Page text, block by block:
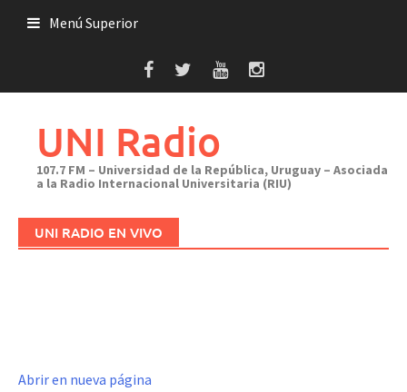
Menú Superior
UNI Radio
107.7 FM – Universidad de la República, Uruguay – Asociada
a la Radio Internacional Universitaria (RIU)
UNI RADIO EN VIVO
Abrir en nueva página